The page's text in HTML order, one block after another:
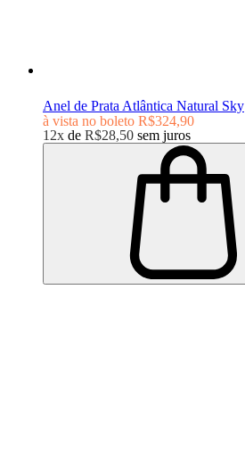
Anel de Prata Atlântica Natural Sky
à vista no boleto R$324,90
12x de R$28,50 sem juros